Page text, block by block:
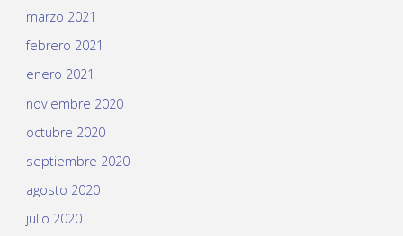
marzo 2021
febrero 2021
enero 2021
noviembre 2020
octubre 2020
septiembre 2020
agosto 2020
julio 2020